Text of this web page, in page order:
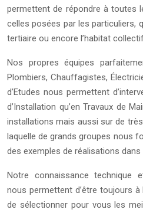
permettent de répondre à toutes
celles posées par les particuliers,
tertiaire ou encore l’habitat
Nos propres équipes
Plombiers, Chauffagistes,
d’Etudes nous permettent
d’Installation qu’en Travaux de
installations mais aussi sur de
laquelle de grands groupes nous
des exemples de réalisations dans
Notre connaissance technique
nous permettent d’être toujours
de sélectionner pour vous les